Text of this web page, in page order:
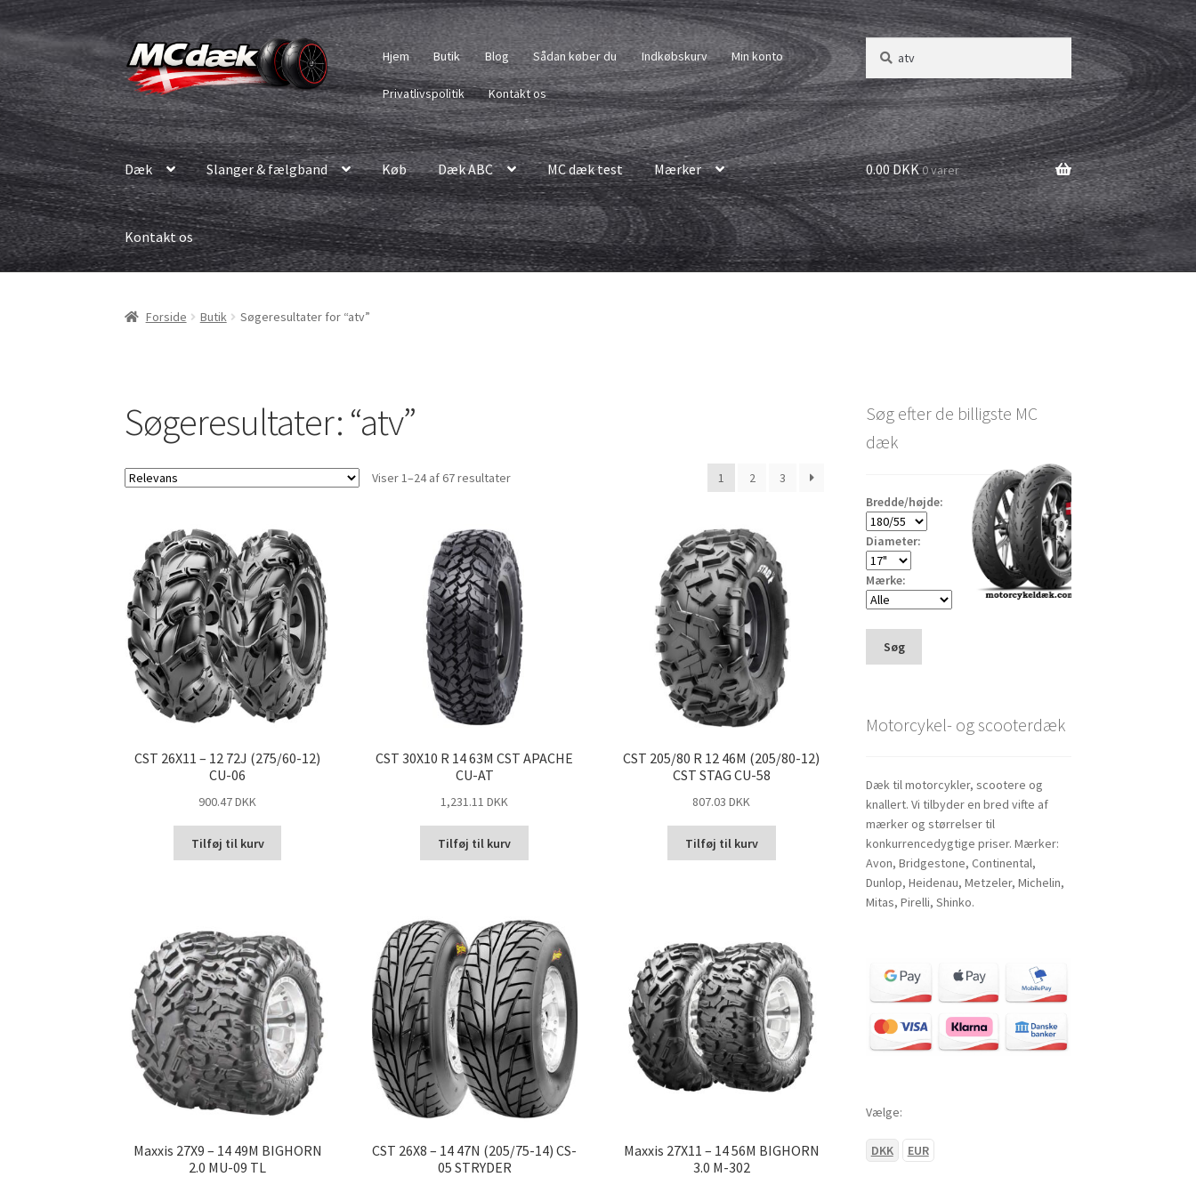
Spring
til
navigation
Spring
til
indhold
Hjem Butik Blog Sådan køber du Indkøbskurv Min konto
Privatlivspolitik Kontakt os
Søg
efter:
Søg
Dæk Slanger & fælgband Køb Dæk ABC MC dæk test Mærker
Kontakt os
0.00 DKK0 varer
Forside Butik Søgeresultater for “atv”
Søgeresultater: “atv”
Viser 1–24 af 67 resultaterSorteret
1 2 3
CST 26X11 – 12 72J (275/60-12)
CU-06
900.47 DKK
Tilføj til kurv
CST 30X10 R 14 63M CST APACHE
CU-AT
1,231.11 DKK
Tilføj til kurv
CST 205/80 R 12 46M (205/80-12)
CST STAG CU-58
807.03 DKK
Tilføj til kurv
Maxxis 27X9 – 14 49M BIGHORN
2.0 MU-09 TL
CST 26X8 – 14 47N (205/75-14) CS-
05 STRYDER
Maxxis 27X11 – 14 56M BIGHORN
3.0 M-302
Søg efter de billigste MC
dæk
Bredde/højde:
Diameter:
Mærke:
Søg
Motorcykel- og scooterdæk
Dæk til motorcykler, scootere og
knallert. Vi tilbyder en bred vifte af
mærker og størrelser til
konkurrencedygtige priser. Mærker:
Avon, Bridgestone, Continental,
Dunlop, Heidenau, Metzeler, Michelin,
Mitas, Pirelli, Shinko.
Vælge:
DKK EUR